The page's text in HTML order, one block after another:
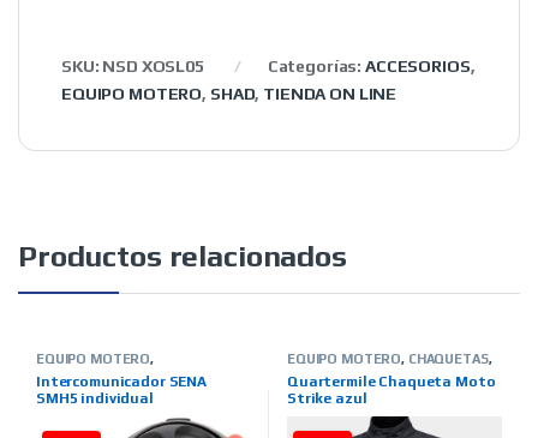
SKU: NSD XOSL05 Categorías: ACCESORIOS,
EQUIPO MOTERO, SHAD, TIENDA ON LINE
Productos relacionados
EQUIPO MOTERO,
ON LINE,MARCAS,SENA
Intercomunicador SENA
SMH5 individual
EQUIPO MOTERO, CHAQUETAS,
LINE,MARCAS ,QUARTER MILE
Quartermile Chaqueta Moto
Strike azul